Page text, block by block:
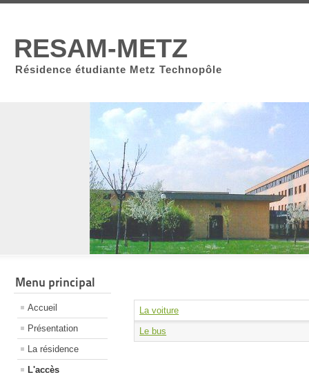
RESAM-METZ
Résidence étudiante Metz Technopôle
Menu principal
Accueil
Présentation
La résidence
L'accès
La voiture
Le bus